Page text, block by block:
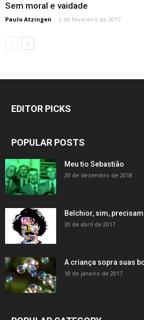
Sem moral e vaidade
Paulo Atzingen - 2 de fevereiro de 2017
EDITOR PICKS
POPULAR POSTS
Meu tio Sebastião
20 de dezembro de 2018
Belchior, sim,
30 de abril de 2017
A criança sopra suas
18 de janeiro de 2017